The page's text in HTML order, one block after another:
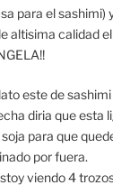
para el sashimi)
altisima calidad
este de
diria que esta
para que
por fuera.
viendo 4